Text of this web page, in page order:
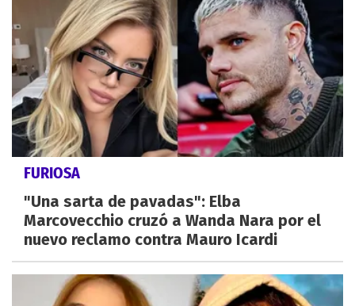
FURIOSA
"Una sarta de pavadas": Elba
Marcovecchio cruzó a Wanda Nara por el
nuevo reclamo contra Mauro Icardi